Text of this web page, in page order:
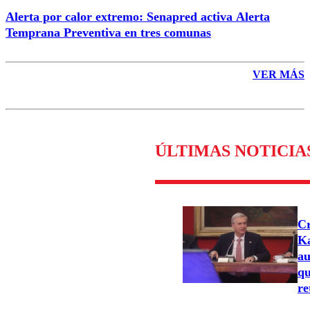
Alerta por calor extremo: Senapred activa Alerta
Temprana Preventiva en tres comunas
VER MÁS
ÚLTIMAS